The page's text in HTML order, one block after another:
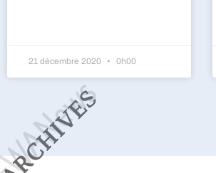
21 décembre 2020 0h00